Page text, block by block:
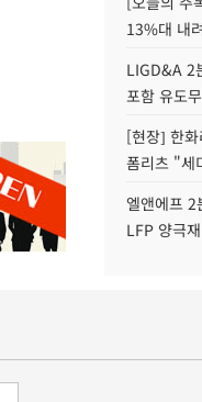
13%대 내
LIGD&A 2
포함 유도
[현장] 한
폼리츠 "세
엘앤에프 2
LFP 양극